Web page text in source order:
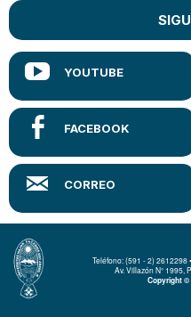
Teléfono: (591 - 2) 2612298
Av. Villazón N° 1995,
Copyright ©